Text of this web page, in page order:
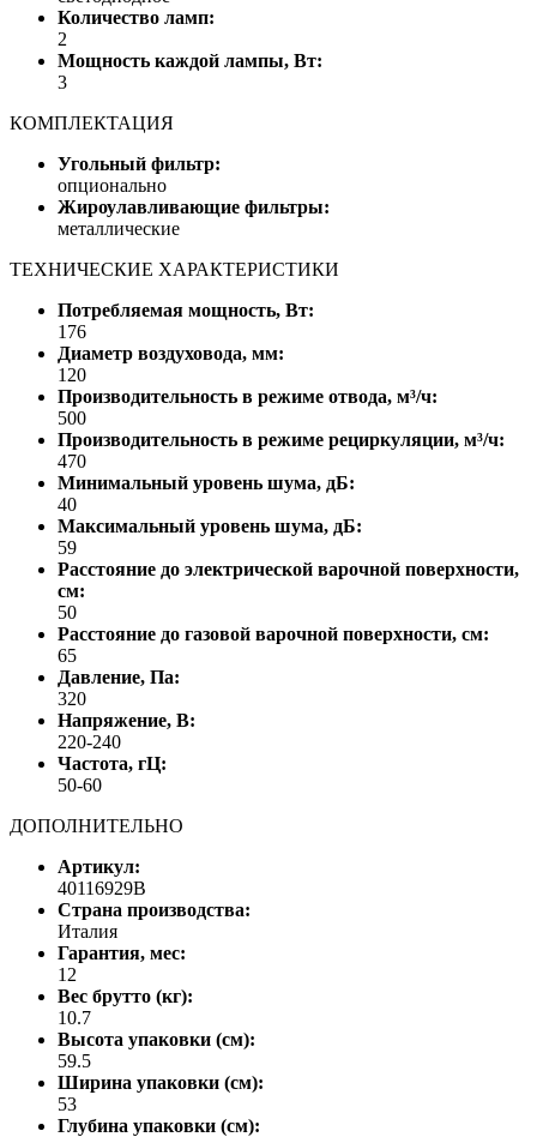
Количество ламп:
2
Мощность каждой лампы, Вт:
3
КОМПЛЕКТАЦИЯ
Угольный фильтр:
опционально
Жироулавливающие фильтры:
металлические
ТЕХНИЧЕСКИЕ ХАРАКТЕРИСТИКИ
Потребляемая мощность, Вт:
176
Диаметр воздуховода, мм:
120
Производительность в режиме отвода, м³/ч:
500
Производительность в режиме рециркуляции, м³/ч:
470
Минимальный уровень шума, дБ:
40
Максимальный уровень шума, дБ:
59
Расстояние до электрической варочной поверхности,
см:
50
Расстояние до газовой варочной поверхности, см:
65
Давление, Па:
320
Напряжение, В:
220-240
Частота, гЦ:
50-60
ДОПОЛНИТЕЛЬНО
Артикул:
40116929B
Страна производства:
Италия
Гарантия, мес:
12
Вес брутто (кг):
10.7
Высота упаковки (см):
59.5
Ширина упаковки (см):
53
Глубина упаковки (см):